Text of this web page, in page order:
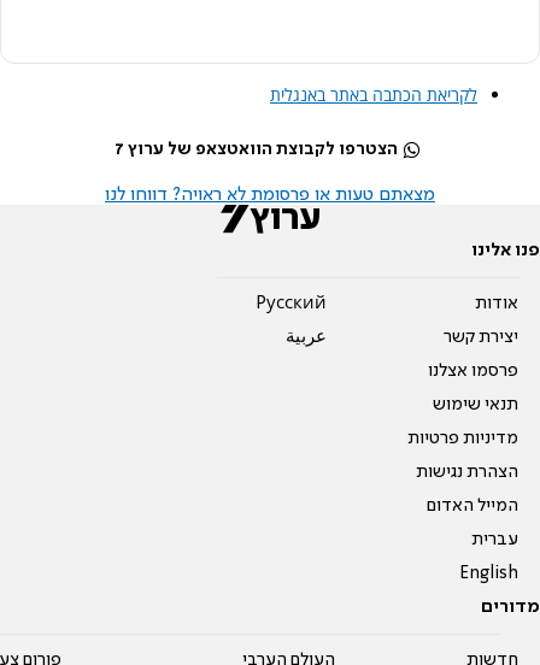
לקריאת הכתבה באתר באנגלית
הצטרפו לקבוצת הוואטצאפ של ערוץ 7
מצאתם טעות או פרסומת לא ראויה? דווחו לנו
פנו אלינו
אודות
יצירת קשר
פרסמו אצלנו
תנאי שימוש
מדיניות פרטיות
הצהרת נגישות
המייל האדום
עברית
English
Pусский
عربية
מדורים
חדשות העולם הערבי פורום